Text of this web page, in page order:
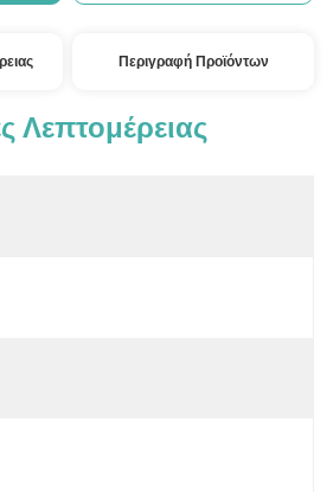
Περιγραφή Προϊόντων
Λεπτομέρειας